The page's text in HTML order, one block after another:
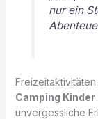
nur ein
Camping
unvergessliche